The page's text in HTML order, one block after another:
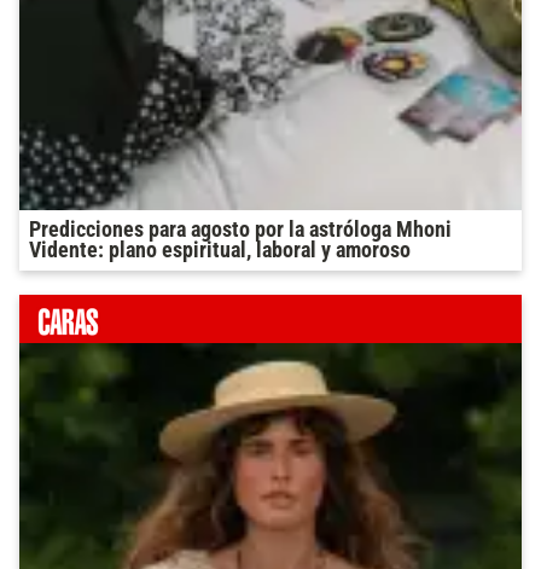
Predicciones para agosto por la astróloga Mhoni
Vidente: plano espiritual, laboral y amoroso